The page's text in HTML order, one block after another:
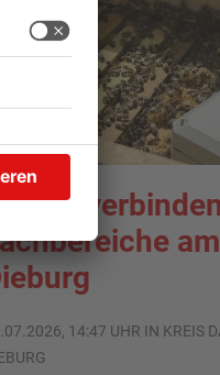
verbinden
14:47 UHR IN KREIS